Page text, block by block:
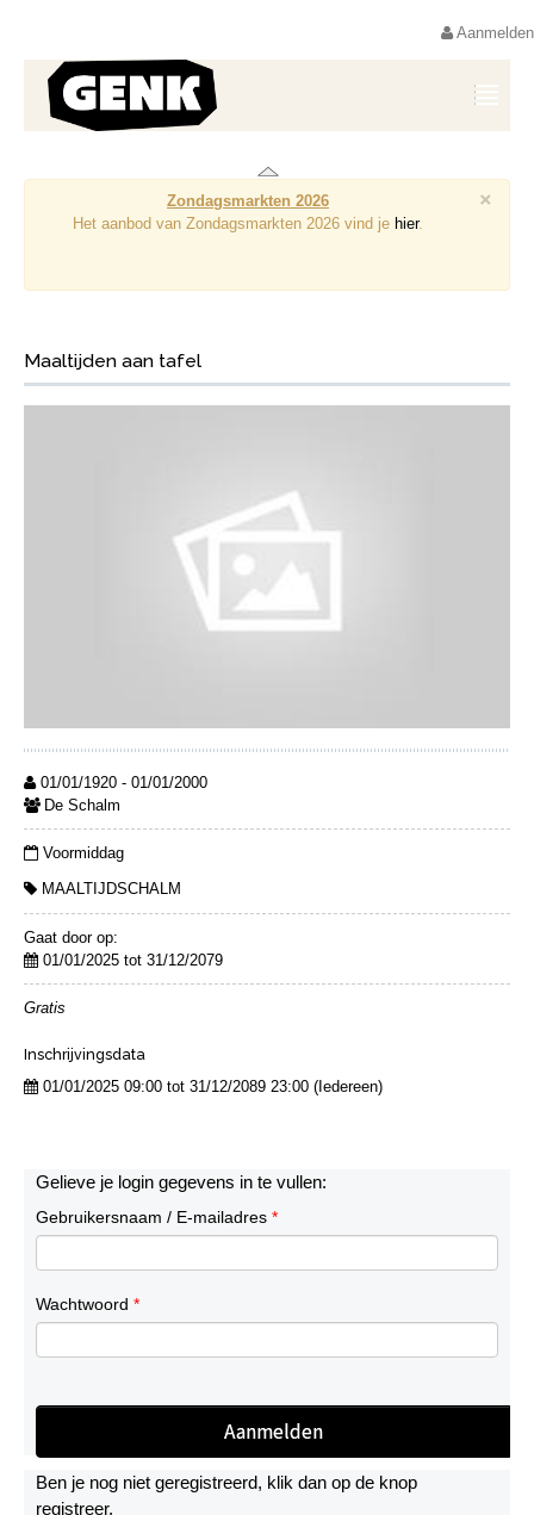
Aanmelden
×
Zondagsmarkten 2026
Het aanbod van Zondagsmarkten 2026 vind je hier.
Maaltijden aan tafel
01/01/1920 - 01/01/2000
De Schalm
Voormiddag
MAALTIJDSCHALM
Gaat door op:
01/01/2025 tot 31/12/2079
Gratis
Inschrijvingsdata
01/01/2025 09:00 tot 31/12/2089 23:00 (Iedereen)
Gelieve je login gegevens in te vullen:
Gebruikersnaam / E-mailadres *
Wachtwoord *
Ben je nog niet geregistreerd, klik dan op de knop
registreer.